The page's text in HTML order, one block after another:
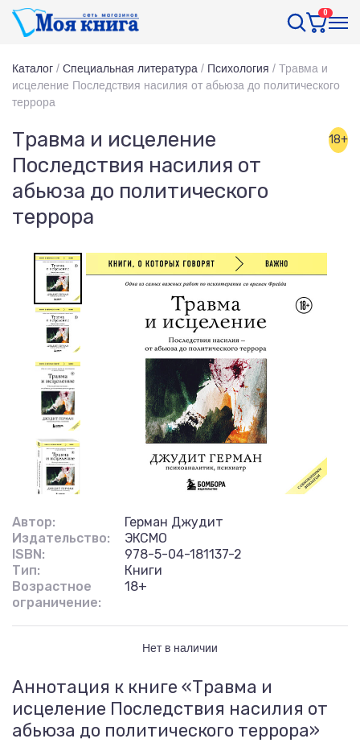
0
Каталог / Специальная литература / Психология / Травма и
исцеление Последствия насилия от абьюза до политического
террора
Травма и исцеление
Последствия насилия от
абьюза до политического
террора
18+
Автор:
Герман Джудит
Издательство:
ЭКСМО
ISBN:
978-5-04-181137-2
Тип:
Книги
Возрастное
ограничение:
18+
Нет в наличии
Аннотация к книге «Травма и
исцеление Последствия насилия от
абьюза до политического террора»